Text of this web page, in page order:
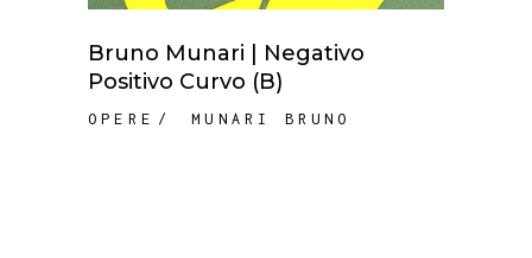
Bruno Munari | Negativo
Positivo Curvo (B)
OPERE MUNARI BRUNO